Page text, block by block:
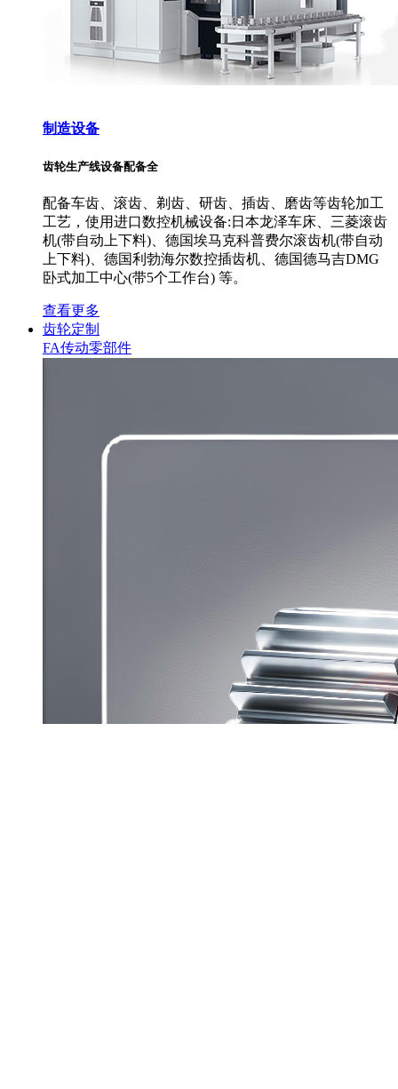
制造设备
齿轮生产线设备配备全
配备车齿、滚齿、剃齿、研齿、插齿、磨齿等齿轮加工
工艺，使用进口数控机械设备:日本龙泽车床、三菱滚齿
机(带自动上下料)、德国埃马克科普费尔滚齿机(带自动
上下料)、德国利勃海尔数控插齿机、德国德马吉DMG
卧式加工中心(带5个工作台) 等。
查看更多
齿轮定制
FA传动零部件